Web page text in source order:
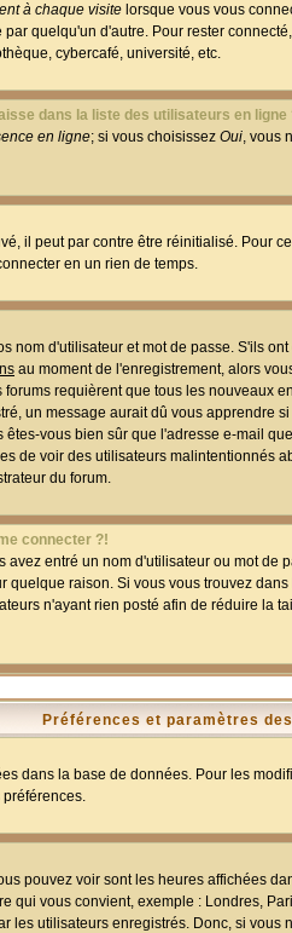
à chaque visite lorsque vous vous
quelqu'un d'autre. Pour rester
cybercafé, université, etc.
dans la liste des utilisateurs en ligne
en ligne; si vous choisissez Oui, vous
il peut par contre être réinitialisé. Pour
en un rien de temps.
nom d'utilisateur et mot de passe. S'ils
au moment de l'enregistrement, alors
requièrent que tous les nouveaux
un message aurait dû vous apprendre
vous bien sûr que l'adresse e-mail
de voir des utilisateurs malintentionnés
du forum.
connecter ?!
entré un nom d'utilisateur ou mot
raison. Si vous vous trouvez
n'ayant rien posté afin de réduire la
Préférences et paramètres
dans la base de données. Pour les
préférences.
pouvez voir sont les heures affichées
qui vous convient, exemple : Londres,
les utilisateurs enregistrés. Donc, si